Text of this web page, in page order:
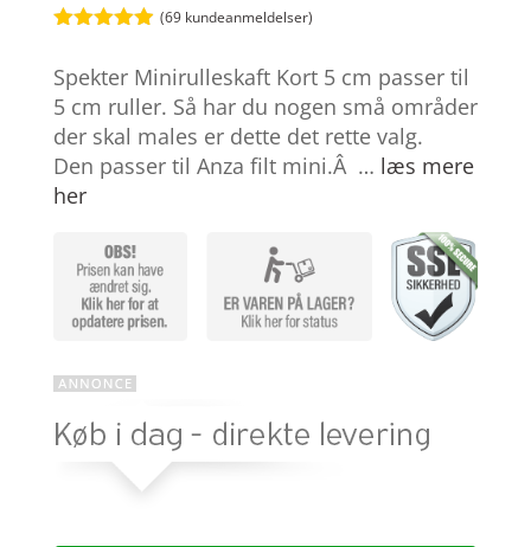
ud af 5
baseret på
kundebedøm
melser
(69 kundeanmeldelser)
Spekter Minirulleskaft Kort 5 cm passer til
5 cm ruller. Så har du nogen små områder
der skal males er dette det rette valg.
Den passer til Anza filt mini.Â … læs mere
her